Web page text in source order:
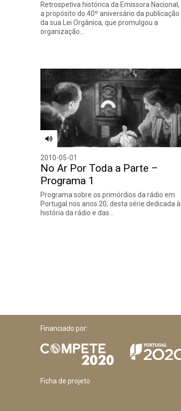
Retrospetiva histórica da Emissora Nacional,
a propósito do 40º aniversário da publicação
da sua Lei Orgânica, que promulgou a
organização…
2010-05-01
No Ar Por Toda a Parte –
Programa 1
Programa sobre os primórdios da rádio em
Portugal nos anos 20, desta série dedicada à
história da rádio e das…
Financiado por:
Ficha de projeto